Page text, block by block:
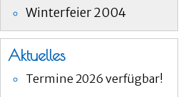
Winterfeier 2004
Aktuelles
Termine 2026 verfügbar!